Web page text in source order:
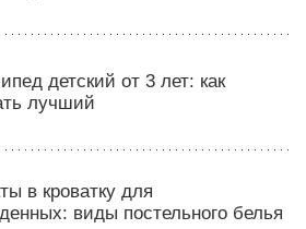
детский от 3 лет: как
лучший
в кроватку для
виды постельного белья